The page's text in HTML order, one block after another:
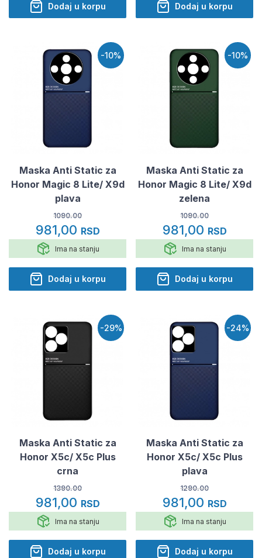
Dodaj u korpu Dodaj u korpu
-10%
Maska Anti Static za
Honor Magic 8 Lite/ X9d
plava
1090.00
981,00 RSD
Ima na stanju
Dodaj u korpu
-10%
Maska Anti Static za
Honor Magic 8 Lite/ X9d
zelena
1090.00
981,00 RSD
Ima na stanju
Dodaj u korpu
-29%
Maska Anti Static za
Honor X5c/ X5c Plus
crna
1390.00
981,00 RSD
Ima na stanju
Dodaj u korpu
-24%
Maska Anti Static za
Honor X5c/ X5c Plus
plava
1290.00
981,00 RSD
Ima na stanju
Dodaj u korpu